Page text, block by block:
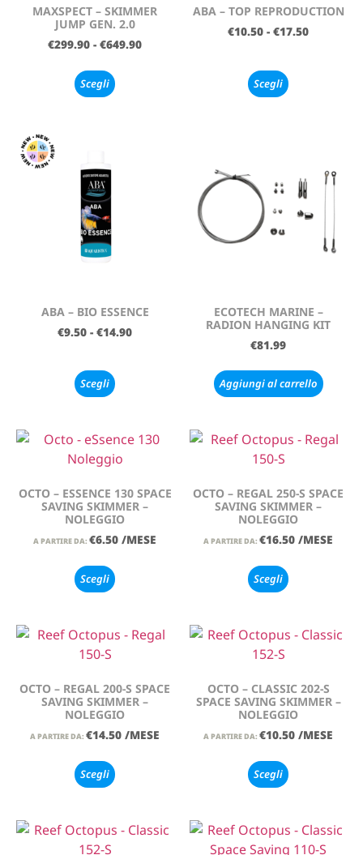
MAXSPECT – SKIMMER
JUMP GEN. 2.0
€299.90 - €649.90
Scegli
ABA – TOP REPRODUCTION
€10.50 - €17.50
Scegli
ABA – BIO ESSENCE
€9.50 - €14.90
Scegli
ECOTECH MARINE –
RADION HANGING KIT
€81.99
Aggiungi al carrello
OCTO – ESSENCE 130 SPACE
SAVING SKIMMER –
NOLEGGIO
A PARTIRE DA: €6.50 /MESE
Scegli
OCTO – REGAL 250-S SPACE
SAVING SKIMMER –
NOLEGGIO
A PARTIRE DA: €16.50 /MESE
Scegli
OCTO – REGAL 200-S SPACE
SAVING SKIMMER –
NOLEGGIO
A PARTIRE DA: €14.50 /MESE
Scegli
OCTO – CLASSIC 202-S
SPACE SAVING SKIMMER –
NOLEGGIO
A PARTIRE DA: €10.50 /MESE
Scegli